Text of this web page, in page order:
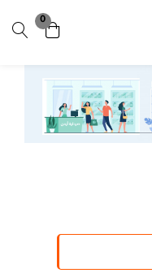
0
تسجيل